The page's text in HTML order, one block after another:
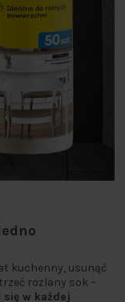
kuchenny, usunąć
rozlany sok –
się w każdej